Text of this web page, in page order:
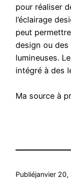
pour réaliser
l’éclairage
peut
design ou des
lumineuses.
intégré à des
Ma source à
Publiéjanvier 20,